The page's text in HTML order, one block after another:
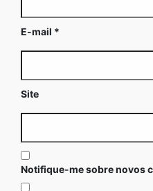
E-mail *
Site
Notifique-me sobre novos